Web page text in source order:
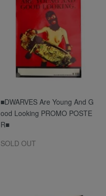
■DWARVES Are Young And G
ood Looking PROMO POSTE
R■
SOLD OUT